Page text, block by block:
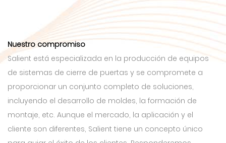
Nuestro compromiso
Salient está especializada en la producción de equipos
de sistemas de cierre de puertas y se compromete a
proporcionar un conjunto completo de soluciones,
incluyendo el desarrollo de moldes, la formación de
montaje, etc. Aunque el mercado, la aplicación y el
cliente son diferentes, Salient tiene un concepto único